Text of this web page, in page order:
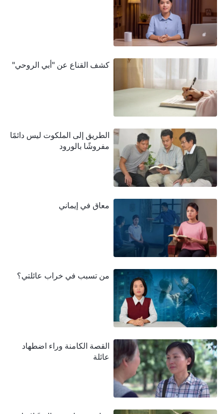
كشف القناع عن "أبي الروحي"
الطريق إلى الملكوت ليس دائمًا
مفروشًا بالورود
معاق في إيماني
من تسبب في خراب عائلتي؟
القصة الكامنة وراء اضطهاد
عائلة